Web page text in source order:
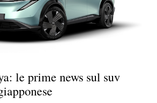
le prime news sul suv